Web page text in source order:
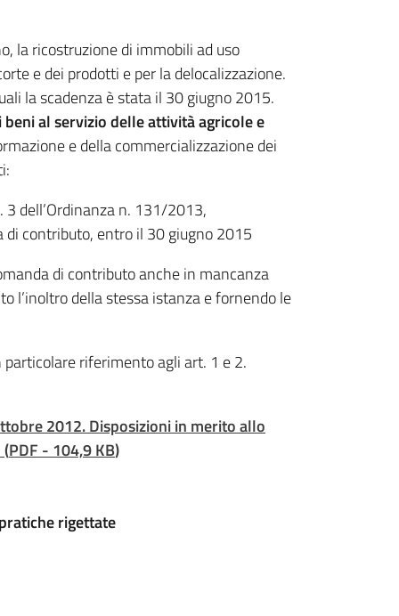
la ricostruzione di immobili ad uso
e dei prodotti e per la delocalizzazione.
la scadenza è stata il 30 giugno 2015.
al servizio delle attività agricole e
e della commercializzazione dei
dell’Ordinanza n. 131/2013,
contributo, entro il 30 giugno 2015
di contributo anche in mancanza
l’inoltro della stessa istanza e fornendo le
riferimento agli art. 1 e 2.
2012.Disposizioni in merito allo
(PDF - 104,9 KB)
rigettate